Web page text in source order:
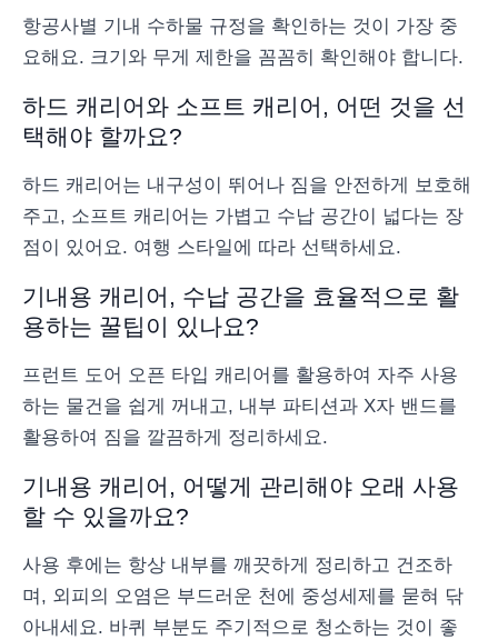
항공사별 기내 수하물 규정을 확인하는 것이 가장 중
요해요. 크기와 무게 제한을 꼼꼼히 확인해야 합니다.
하드 캐리어와 소프트 캐리어, 어떤 것을 선
택해야 할까요?
하드 캐리어는 내구성이 뛰어나 짐을 안전하게 보호해
주고, 소프트 캐리어는 가볍고 수납 공간이 넓다는 장
점이 있어요. 여행 스타일에 따라 선택하세요.
기내용 캐리어, 수납 공간을 효율적으로 활
용하는 꿀팁이 있나요?
프런트 도어 오픈 타입 캐리어를 활용하여 자주 사용
하는 물건을 쉽게 꺼내고, 내부 파티션과 X자 밴드를
활용하여 짐을 깔끔하게 정리하세요.
기내용 캐리어, 어떻게 관리해야 오래 사용
할 수 있을까요?
사용 후에는 항상 내부를 깨끗하게 정리하고 건조하
며, 외피의 오염은 부드러운 천에 중성세제를 묻혀 닦
아내세요. 바퀴 부분도 주기적으로 청소하는 것이 좋